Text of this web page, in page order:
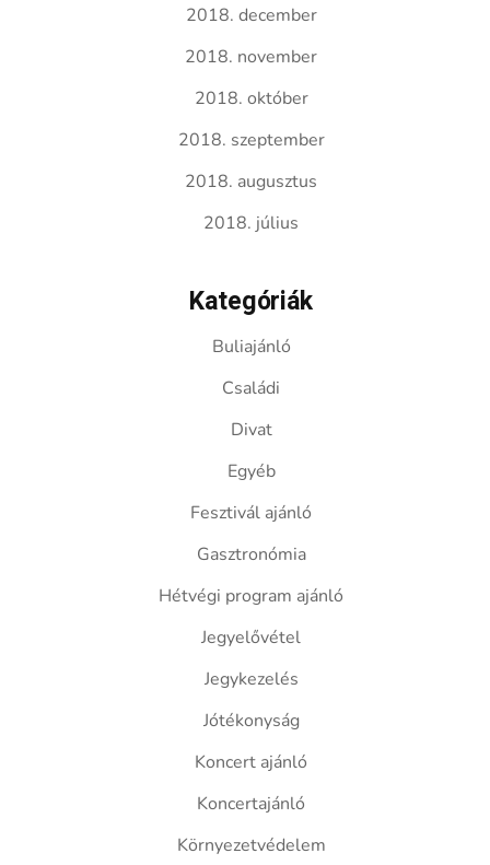
2018. december
2018. november
2018. október
2018. szeptember
2018. augusztus
2018. július
Kategóriák
Buliajánló
Családi
Divat
Egyéb
Fesztivál ajánló
Gasztronómia
Hétvégi program ajánló
Jegyelővétel
Jegykezelés
Jótékonyság
Koncert ajánló
Koncertajánló
Környezetvédelem